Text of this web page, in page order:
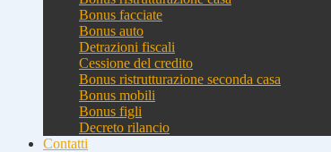
Bonus facciate
Bonus auto
Detrazioni fiscali
Cessione del credito
Bonus ristrutturazione seconda casa
Bonus mobili
Bonus figli
Decreto rilancio
Contatti